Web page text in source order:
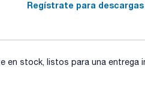
Regístrate para descargas
en stock, listos para una entrega